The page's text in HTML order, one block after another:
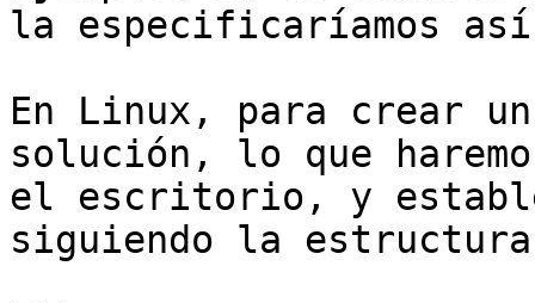
la especificaríamos así:
En Linux, para crear
solución, lo que
el escritorio, y
siguiendo la